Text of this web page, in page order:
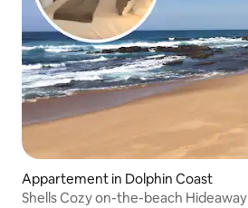
Appartement in Dolphin Coast
Shells Cozy on-the-beach Hideaway